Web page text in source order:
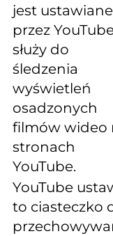
jest ustawiane
przez
służy do
śledzenia
wyświetleń
osadzonych
filmów wideo
stronach
YouTube.
YouTube
to ciasteczko